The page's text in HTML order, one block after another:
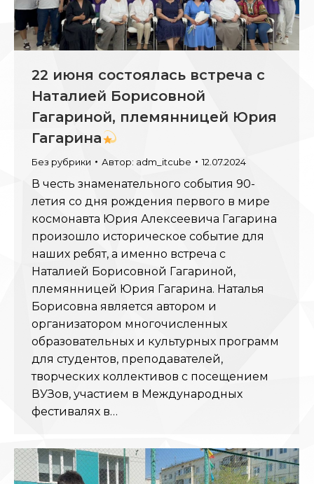
22 июня состоялась встреча с
Наталией Борисовной
Гагариной, племянницей Юрия
Гагарина
Без рубрики Автор: adm_itcube 12.07.2024
В честь знаменательного события 90-
летия со дня рождения первого в мире
космонавта Юрия Алексеевича Гагарина
произошло историческое событие для
наших ребят, а именно встреча с
Наталией Борисовной Гагариной,
племянницей Юрия Гагарина. Наталья
Борисовна является автором и
организатором многочисленных
образовательных и культурных программ
для студентов, преподавателей,
творческих коллективов с посещением
ВУЗов, участием в Международных
фестивалях в…